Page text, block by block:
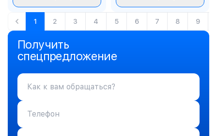
1 2 3 4 5 6 7 8 9
Получить
спецпредложение